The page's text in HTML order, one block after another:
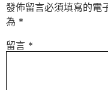
發佈留言必須填寫的電
為 *
留言 *